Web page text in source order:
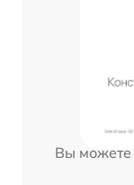
Вы можете